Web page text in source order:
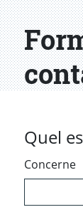
Quel
Concerne